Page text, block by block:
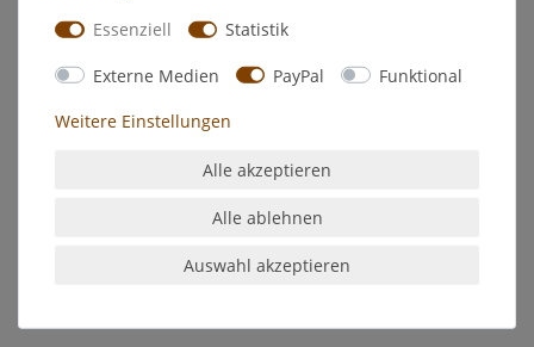
- Duftart: Frottee Blue
AVISTAT ist ein wäschepflegender Weichsaugspüler.
Frei von Konservierungsstoffen und kationischen Tensiden.
Essenziell
Statistik
Externe Medien PayPal Funktional
Weitere Einstellungen
Alle akzeptieren
Alle ablehnen
Auswahl akzeptieren